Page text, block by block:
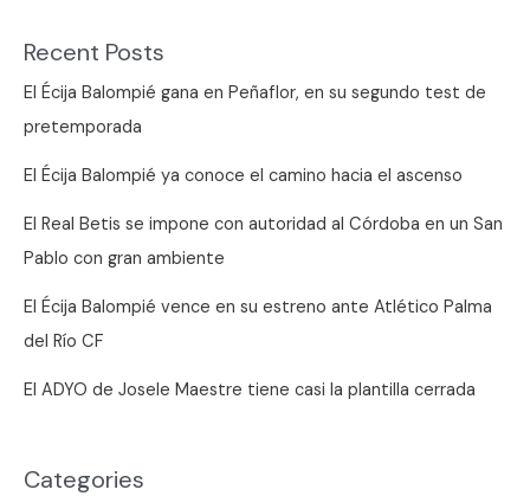
juega
la
sierra
norte
Sevilla
Recent Posts
El Écija Balompié gana en Peñaflor, en su segundo test de
pretemporada
El Écija Balompié ya conoce el camino hacia el ascenso
El Real Betis se impone con autoridad al Córdoba en un San
Pablo con gran ambiente
El Écija Balompié vence en su estreno ante Atlético Palma
del Río CF
El ADYO de Josele Maestre tiene casi la plantilla cerrada
Categories